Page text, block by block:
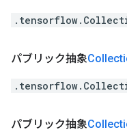
パブリック抽象
パブリック抽象